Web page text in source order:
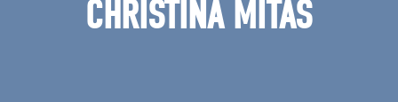
CHRISTINA MITAS